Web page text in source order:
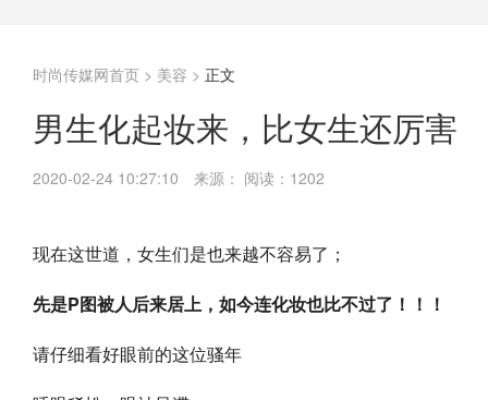
时尚传媒网首页 > 美容 > 正文
男生化起妆来，比女生还厉害
2020-02-24 10:27:10 来源： 阅读：1202
现在这世道，女生们是也来越不容易了；
先是P图被人后来居上，如今连化妆也比不过了！！！
请仔细看好眼前的这位骚年